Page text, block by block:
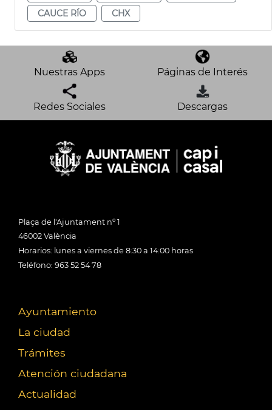
CAUCE RÍO
CHX
Nuestras Apps Páginas de Interés
Redes Sociales Descargas
Plaça de l'Ajuntament nº 1
46002 València
Horarios: lunes a viernes de 8:30 a 14:00 horas
Teléfono: 963 52 54 78
Ayuntamiento
La ciudad
Trámites
Atención ciudadana
Actualidad